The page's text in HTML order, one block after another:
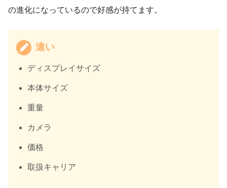
の進化になっているので好感が持てます。
違い
ディスプレイサイズ
本体サイズ
重量
カメラ
価格
取扱キャリア